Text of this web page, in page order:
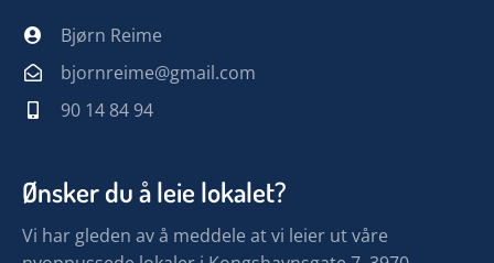
Bjørn Reime
bjornreime@gmail.com
90 14 84 94
Ønsker du å leie lokalet?
Vi har gleden av å meddele at vi leier ut våre